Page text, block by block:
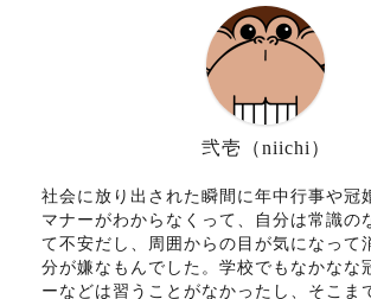
弐壱（niichi）
社会に放り出された瞬間に年中行事や冠
マナーがわからなくって、自分は常識の
て不安だし、周囲からの目が気になって
分が嫌なもんでした。学校でもなかなな
ーなどは習うことがなかったし、そこま